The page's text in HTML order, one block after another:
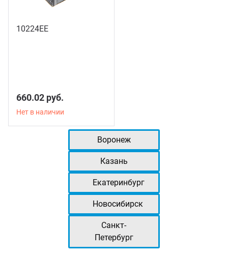
10224ЕЕ
660.02 руб.
Нет в наличии
Воронеж
Казань
Екатеринбург
Новосибирск
Санкт-
Петербург